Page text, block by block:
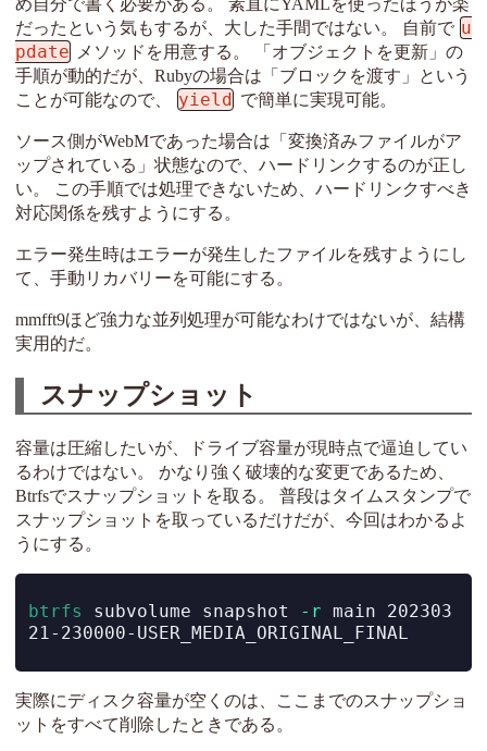
だったという気もするが、大した手間ではない。 自前で u
pdate
メソッドを用意する。 「オブジェクトを更新」の
手順が動的だが、Rubyの場合は「ブロックを渡す」という
ことが可能なので、
yield で簡単に実現可能。
ソース側がWebMであった場合は「変換済みファイルがア
ップされている」状態なので、ハードリンクするのが正し
い。 この手順では処理できないため、ハードリンクすべき
対応関係を残すようにする。
エラー発生時はエラーが発生したファイルを残すようにし
て、手動リカバリーを可能にする。
mmfft9ほど強力な並列処理が可能なわけではないが、結構
実用的だ。
スナップショット
容量は圧縮したいが、ドライブ容量が現時点で逼迫してい
るわけではない。 かなり強く破壊的な変更であるため、
Btrfsでスナップショットを取る。 普段はタイムスタンプで
スナップショットを取っているだけだが、今回はわかるよ
うにする。
btrfs subvolume snapshot -r main 202303
21-230000-USER_MEDIA_ORIGINAL_FINAL
実際にディスク容量が空くのは、ここまでのスナップショ
ットをすべて削除したときである。